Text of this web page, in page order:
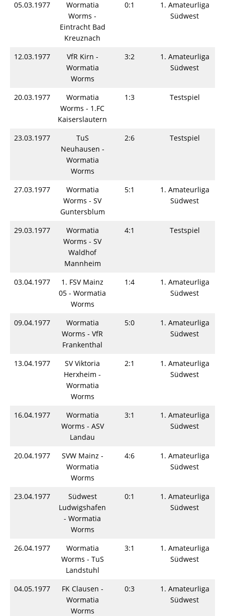
05.03.1977
Wormatia
Worms -
Eintracht Bad
Kreuznach
0:1
1. Amateurliga
Südwest
12.03.1977
VfR Kirn -
Wormatia
Worms
3:2
1. Amateurliga
Südwest
20.03.1977
Wormatia
Worms - 1.FC
Kaiserslautern
1:3 Testspiel
23.03.1977
TuS
Neuhausen -
Wormatia
Worms
2:6 Testspiel
27.03.1977
Wormatia
Worms - SV
Guntersblum
5:1
1. Amateurliga
Südwest
29.03.1977
Wormatia
Worms - SV
Waldhof
Mannheim
4:1 Testspiel
03.04.1977
1. FSV Mainz
05 - Wormatia
Worms
1:4
1. Amateurliga
Südwest
09.04.1977
Wormatia
Worms - VfR
Frankenthal
5:0
1. Amateurliga
Südwest
13.04.1977
SV Viktoria
Herxheim -
Wormatia
Worms
2:1
1. Amateurliga
Südwest
16.04.1977
Wormatia
Worms - ASV
Landau
3:1
1. Amateurliga
Südwest
20.04.1977
SVW Mainz -
Wormatia
Worms
4:6
1. Amateurliga
Südwest
23.04.1977
Südwest
Ludwigshafen
- Wormatia
Worms
0:1
1. Amateurliga
Südwest
26.04.1977
Wormatia
Worms - TuS
Landstuhl
3:1
1. Amateurliga
Südwest
04.05.1977
FK Clausen -
Wormatia
Worms
0:3
1. Amateurliga
Südwest